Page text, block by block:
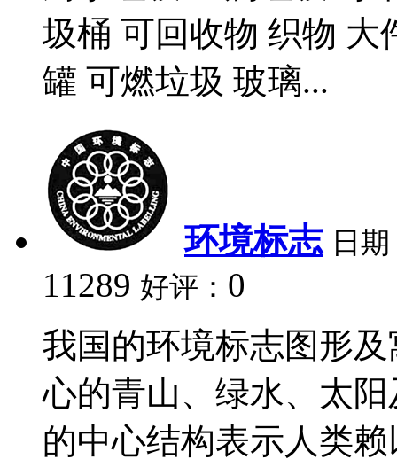
圾桶 可回收物 织物 大
罐 可燃垃圾 玻璃...
环境标志 日
11289 好评： 0
我国的环境标志图形
心的青山、绿水、太
的中心结构表示人类